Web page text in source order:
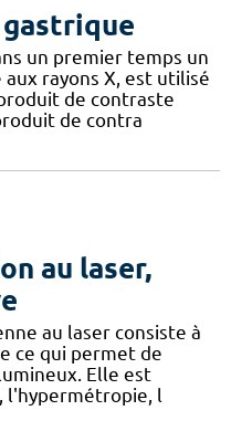
un premier temps un
aux rayons X, est utilisé
de contraste
de contra
au laser,
au laser consiste à
ce qui permet de
Elle est
l'hypermétropie, l